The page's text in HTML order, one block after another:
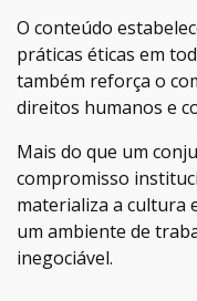
O conteúdo
práticas éticas em
também reforça o
direitos humanos e
Mais do que um
compromisso
materializa a cultura
um ambiente de
inegociável.